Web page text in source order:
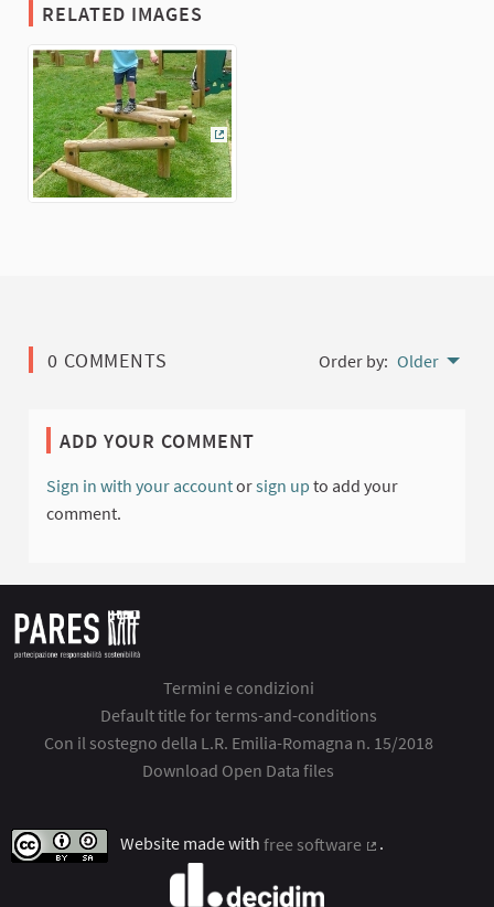
RELATED IMAGES
(External link)
0 COMMENTS Order by: Older
ADD YOUR COMMENT
Sign in with your accountorsign up to add your
comment.
Termini e condizioni
Default title for terms-and-conditions
Con il sostegno della L.R. Emilia-Romagna n. 15/2018
Download Open Data files
Website made with free software
.